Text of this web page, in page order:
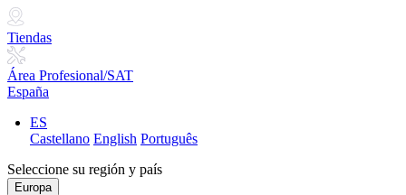
Tiendas
Área Profesional/SAT
España
ES
Castellano English Português
Seleccione su región y país
Europa